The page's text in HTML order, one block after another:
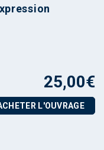
25,00€
L'OUVRAGE